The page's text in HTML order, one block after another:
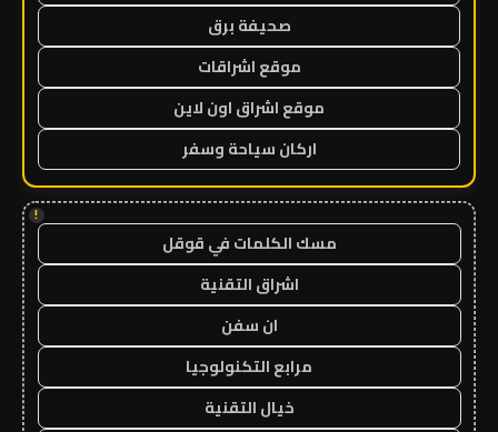
صحيفة برق
موقع اشراقات
موقع اشراق اون لاين
اركان سياحة وسفر
!
مسك الكلمات في قوقل
اشراق التقنية
ان سفن
مرابع التكنولوجيا
خيال التقنية